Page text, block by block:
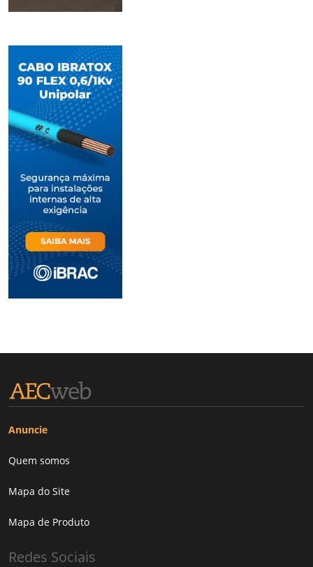
Anuncie
Quem somos
Mapa do Site
Mapa de Produto
Redes Sociais